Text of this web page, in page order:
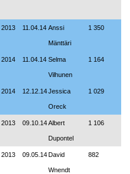
2013 11.04.14 Anssi
Mänttäri
1 350
2014 11.04.14 Selma
Vilhunen
1 164
2014 12.12.14Jessica
Oreck
1 029
2013 09.10.14Albert
Dupontel
1 106
2013 09.05.14David
Wnendt
882